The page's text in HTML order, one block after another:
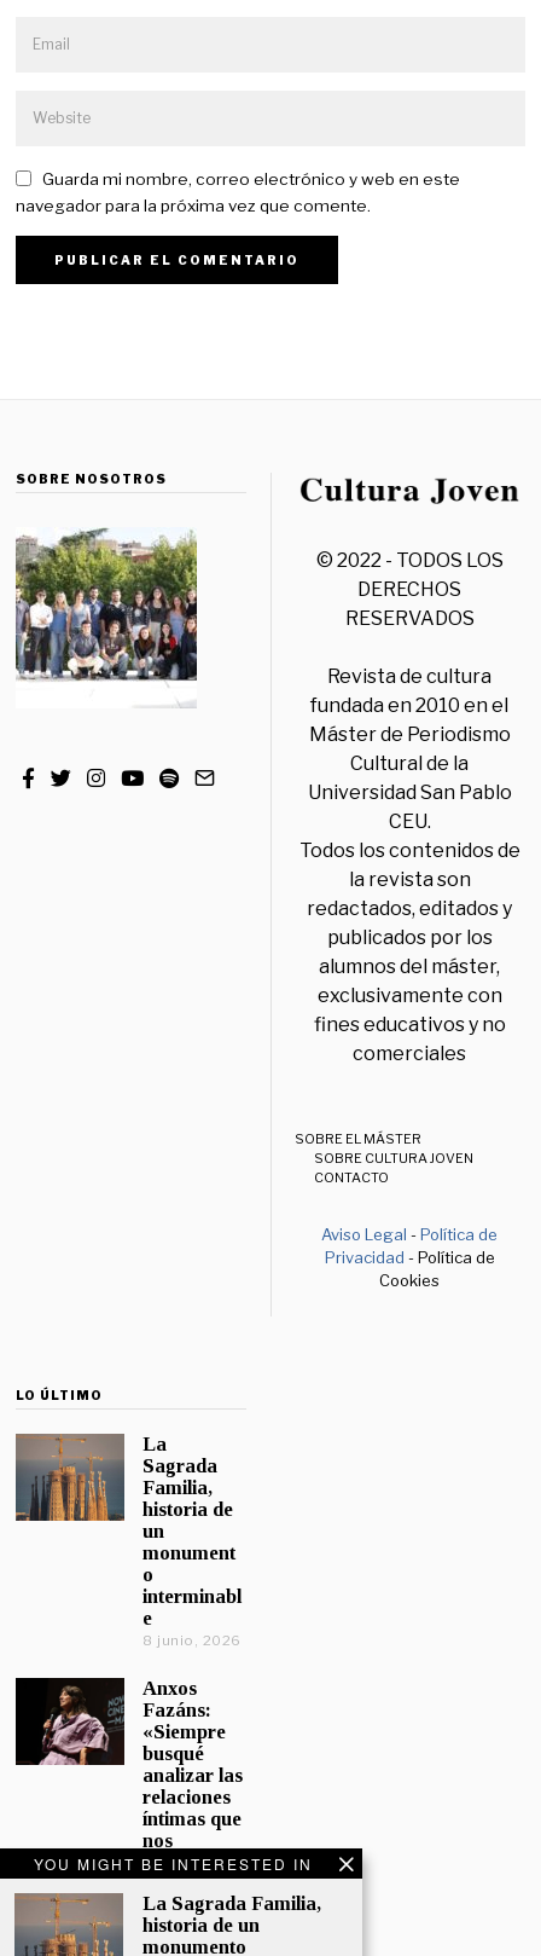
Guarda mi nombre, correo electrónico y web en este
navegador para la próxima vez que comente.
YOU MIGHT BE INTERESTED IN
La Sagrada Familia,
historia de un
monumento
SOBRE NOSOTROS
© 2022 - TODOS LOS
DERECHOS
RESERVADOS
Revista de cultura
fundada en 2010 en el
Máster de Periodismo
Cultural de la
Universidad San Pablo
CEU.
Todos los contenidos de
la revista son
redactados, editados y
publicados por los
alumnos del máster,
exclusivamente con
fines educativos y no
comerciales
SOBRE EL MÁSTER
SOBRE CULTURA JOVEN
CONTACTO
Aviso Legal -Política de
Privacidad - Política de
Cookies
LO ÚLTIMO
La
Sagrada
Familia,
historia de
un
monument
o
interminabl
e
8 junio, 2026
Anxos
Fazáns:
«Siempre
busqué
analizar las
relaciones
íntimas que
nos
afectan»
El hijo de la